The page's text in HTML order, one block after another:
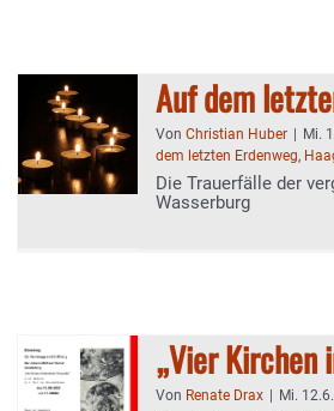
Auf dem
Von Christian Huber Mi.
dem letzten Erdenweg,
Die Trauerfälle der
Wasserburg
„Vier Kirchen
Von Renate Drax Mi.